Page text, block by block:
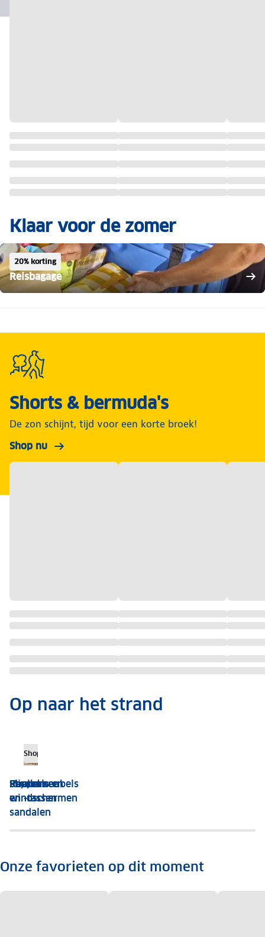
Klaar voor de zomer
20% korting
Reisbagage
Shorts & bermuda's
De zon schijnt, tijd voor een korte broek!
Shop nu
Op naar het strand
Shop nu
Slippers
en
sandalen
Bekijk het assortiment
Strandmeubels
Bekijk hier
Parasols en
windschermen
Shop nu
Koelboxen
en -tassen
Onze favorieten op dit moment